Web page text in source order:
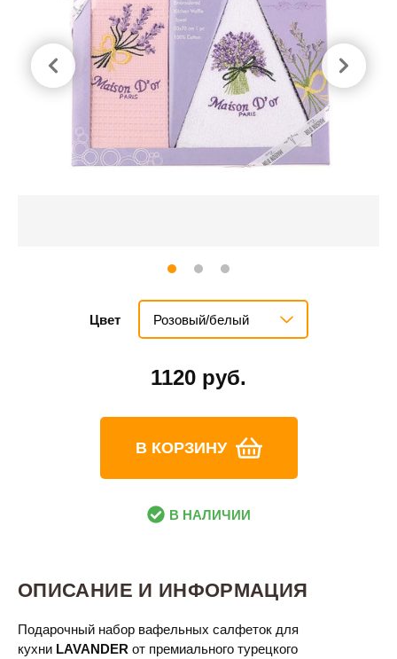
Цвет Розовый/белый
1120 руб.
В КОРЗИНУ
В НАЛИЧИИ
ОПИСАНИЕ И ИНФОРМАЦИЯ
Подарочный набор вафельных салфеток для
кухни LAVANDER​ от премиального турецкого